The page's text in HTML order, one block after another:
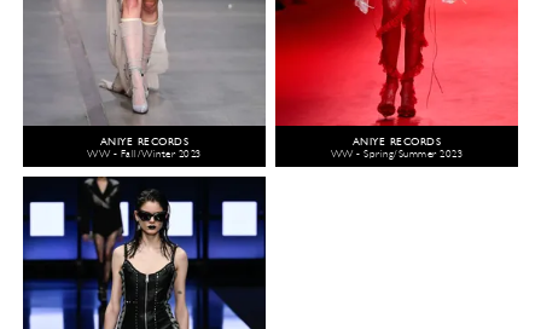
ANIYE RECORDS
WW - Fall/Winter 2023
ANIYE RECORDS
WW - Spring/Summer 2023